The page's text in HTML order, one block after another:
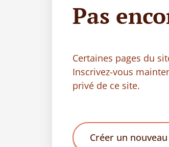
Pas
Certaines pages du
Inscrivez-vous
privé de ce site.
Créer un